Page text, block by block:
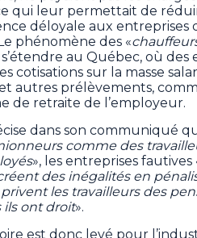
qui leur permettait de
déloyale aux entreprises
phénomène des «
au Québec, où
cotisations sur la masse
et autres prélèvements,
de retraite de l’employeur.
dans son communiqué
comme des
», les entreprises fautives
des inégalités en
les travailleurs des
ils ont droit».
est donc levé pour